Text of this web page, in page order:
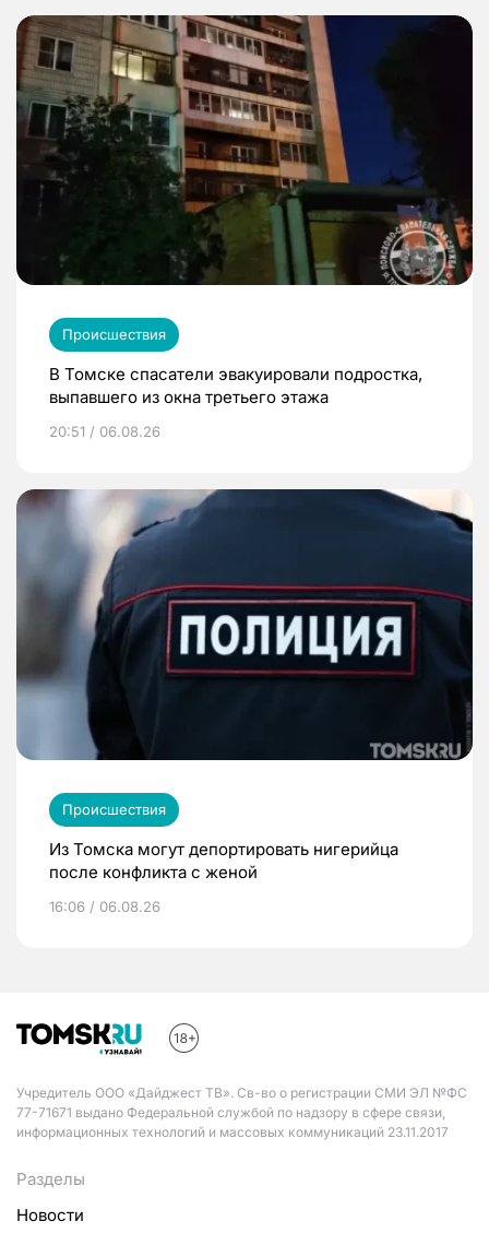
Происшествия
В Томске спасатели эвакуировали подростка,
выпавшего из окна третьего этажа
20:51 / 06.08.26
Происшествия
Из Томска могут депортировать нигерийца
после конфликта с женой
16:06 / 06.08.26
Учредитель ООО «Дайджест ТВ». Св-во о регистрации СМИ ЭЛ №ФС
77-71671 выдано Федеральной службой по надзору в сфере связи,
информационных технологий и массовых коммуникаций 23.11.2017
Разделы
Новости